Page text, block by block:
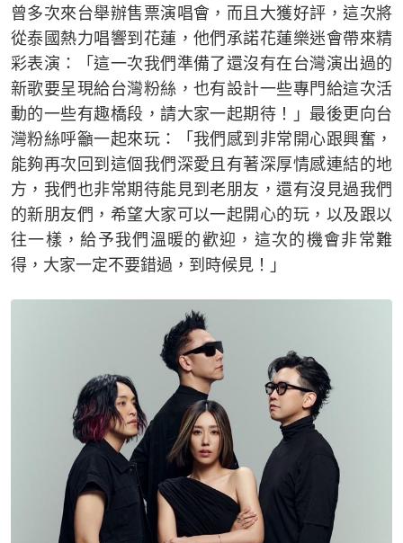
曾多次來台舉辦售票演唱會，而且大獲好評，這次將
從泰國熱力唱響到花蓮，他們承諾花蓮樂迷會帶來精
彩表演：「這一次我們準備了還沒有在台灣演出過的
新歌要呈現給台灣粉絲，也有設計一些專門給這次活
動的一些有趣橋段，請大家一起期待！」最後更向台
灣粉絲呼籲一起來玩：「我們感到非常開心跟興奮，
能夠再次回到這個我們深愛且有著深厚情感連結的地
方，我們也非常期待能見到老朋友，還有沒見過我們
的新朋友們，希望大家可以一起開心的玩，以及跟以
往一樣，給予我們溫暖的歡迎，這次的機會非常難
得，大家一定不要錯過，到時候見！」